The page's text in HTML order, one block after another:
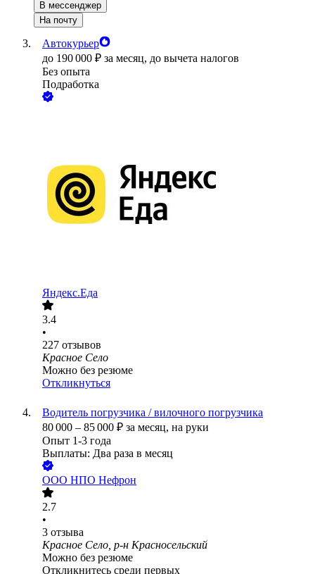
В мессенджер
На почту
Автокурьер
до 190 000 ₽ за месяц, до вычета налогов
Без опыта
Подработка
Яндекс.Еда
3.4
•
227 отзывов
Красное Село
Можно без резюме
Откликнуться
Водитель погрузчика / вилочного погрузчика
80 000 – 85 000 ₽ за месяц, на руки
Опыт 1-3 года
Выплаты: Два раза в месяц
ООО НПО Нефрон
2.7
•
3 отзыва
Красное Село, р-н Красносельский
Можно без резюме
Откликнитесь среди первых